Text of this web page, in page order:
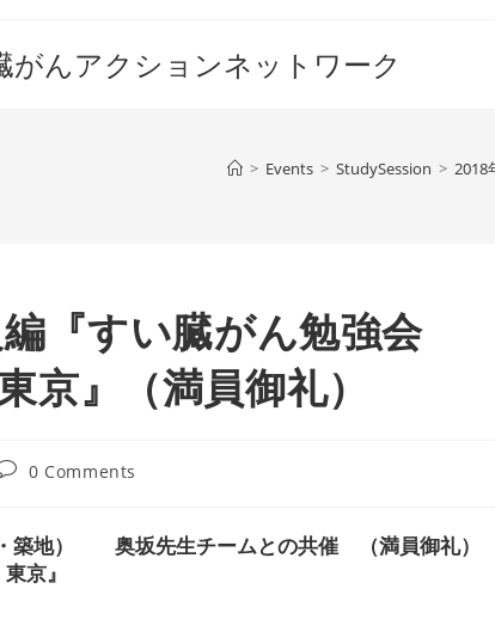
んアクションネットワーク
> Events > StudySession > 2018
『すい臓がん勉強会
』（満員御礼）
0 Comments
築地） 奥坂先生チームとの共催 （満員御礼）
京』